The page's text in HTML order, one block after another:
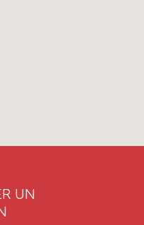
UN